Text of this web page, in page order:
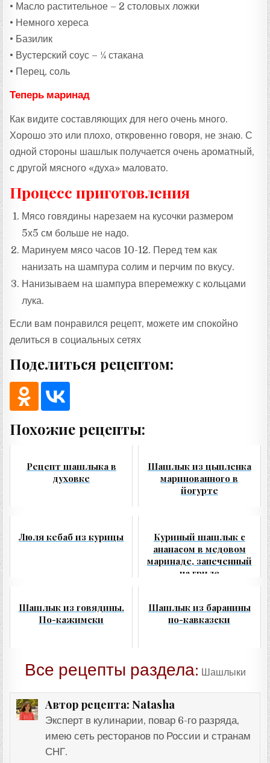
• Масло растительное – 2 столовых ложки
• Немного хереса
• Базилик
• Вустерский соус – ¼ стакана
• Перец, соль
Теперь маринад
Как видите составляющих для него очень много.
Хорошо это или плохо, откровенно говоря, не знаю. С
одной стороны шашлык получается очень ароматный,
с другой мясного «духа» маловато.
Процесс приготовления
Мясо говядины нарезаем на кусочки размером
5х5 см больше не надо.
Маринуем мясо часов 10-12. Перед тем как
нанизать на шампура солим и перчим по вкусу.
Нанизываем на шампура вперемежку с кольцами
лука.
Если вам понравился рецепт, можете им спокойно
делиться в социальных сетях
Поделиться рецептом:
Похожие рецепты:
Рецепт шашлыка в
духовке
Шашлык из цыпленка
маринованного в
йогурте
Люля кебаб из курицы
Куриный шашлык с
ананасом в медовом
маринаде, запеченный
на гриле
Шашлык из говядины.
По-кажимски
Шашлык из баранины
по-кавказски
Все рецепты раздела: Шашлыки
Автор рецепта: Natasha
Эксперт в кулинарии, повар 6-го разряда,
имею сеть ресторанов по России и странам
СНГ.